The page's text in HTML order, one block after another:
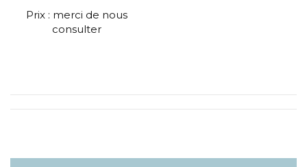
Prix : merci de nous
consulter